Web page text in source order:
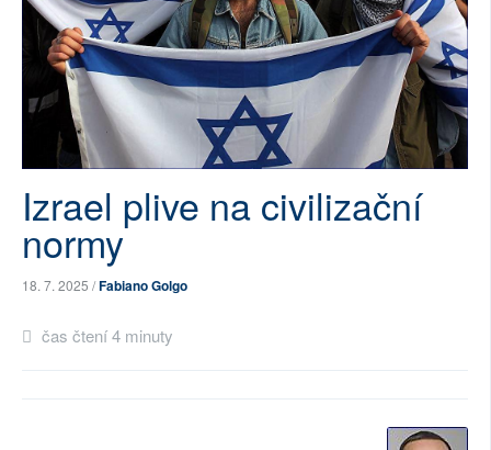
PŘÍSPĚVKY NA PROVOZ
SOCIÁLNÍ SÍTĚ
RUBRIKY
PLNÁ VERZE STRÁNEK
Izrael plive na civilizační
normy
18. 7. 2025 /Fabiano Golgo
čas čtení 4 minuty